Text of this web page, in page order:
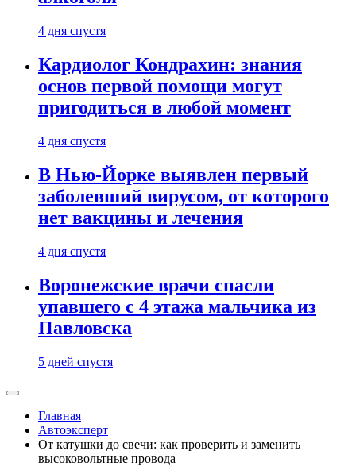
4 дня спустя
Кардиолог Кондрахин: знания
основ первой помощи могут
пригодиться в любой момент
4 дня спустя
В Нью-Йорке выявлен первый
заболевший вирусом, от которого
нет вакцины и лечения
4 дня спустя
Воронежские врачи спасли
упавшего с 4 этажа мальчика из
Павловска
5 дней спустя
Главная
Автоэксперт
От катушки до свечи: как проверить и заменить
высоковольтные провода